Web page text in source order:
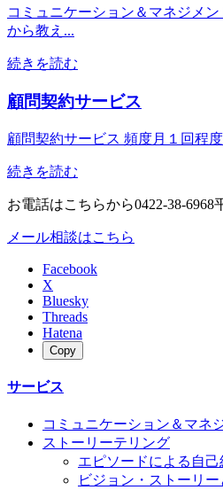
コミュニケーション＆マネジメ
から教え...
続きを読む
顧問契約サービス
顧問契約サービス 頻度月１回程
続きを読む
お電話はこちらから0422-38-6968
メール相談はこちら
Facebook
X
Bluesky
Threads
Hatena
Copy
サービス
コミュニケーション＆マネ
ストーリーテリング
エピソードによる自己
ビジョン・ストーリー